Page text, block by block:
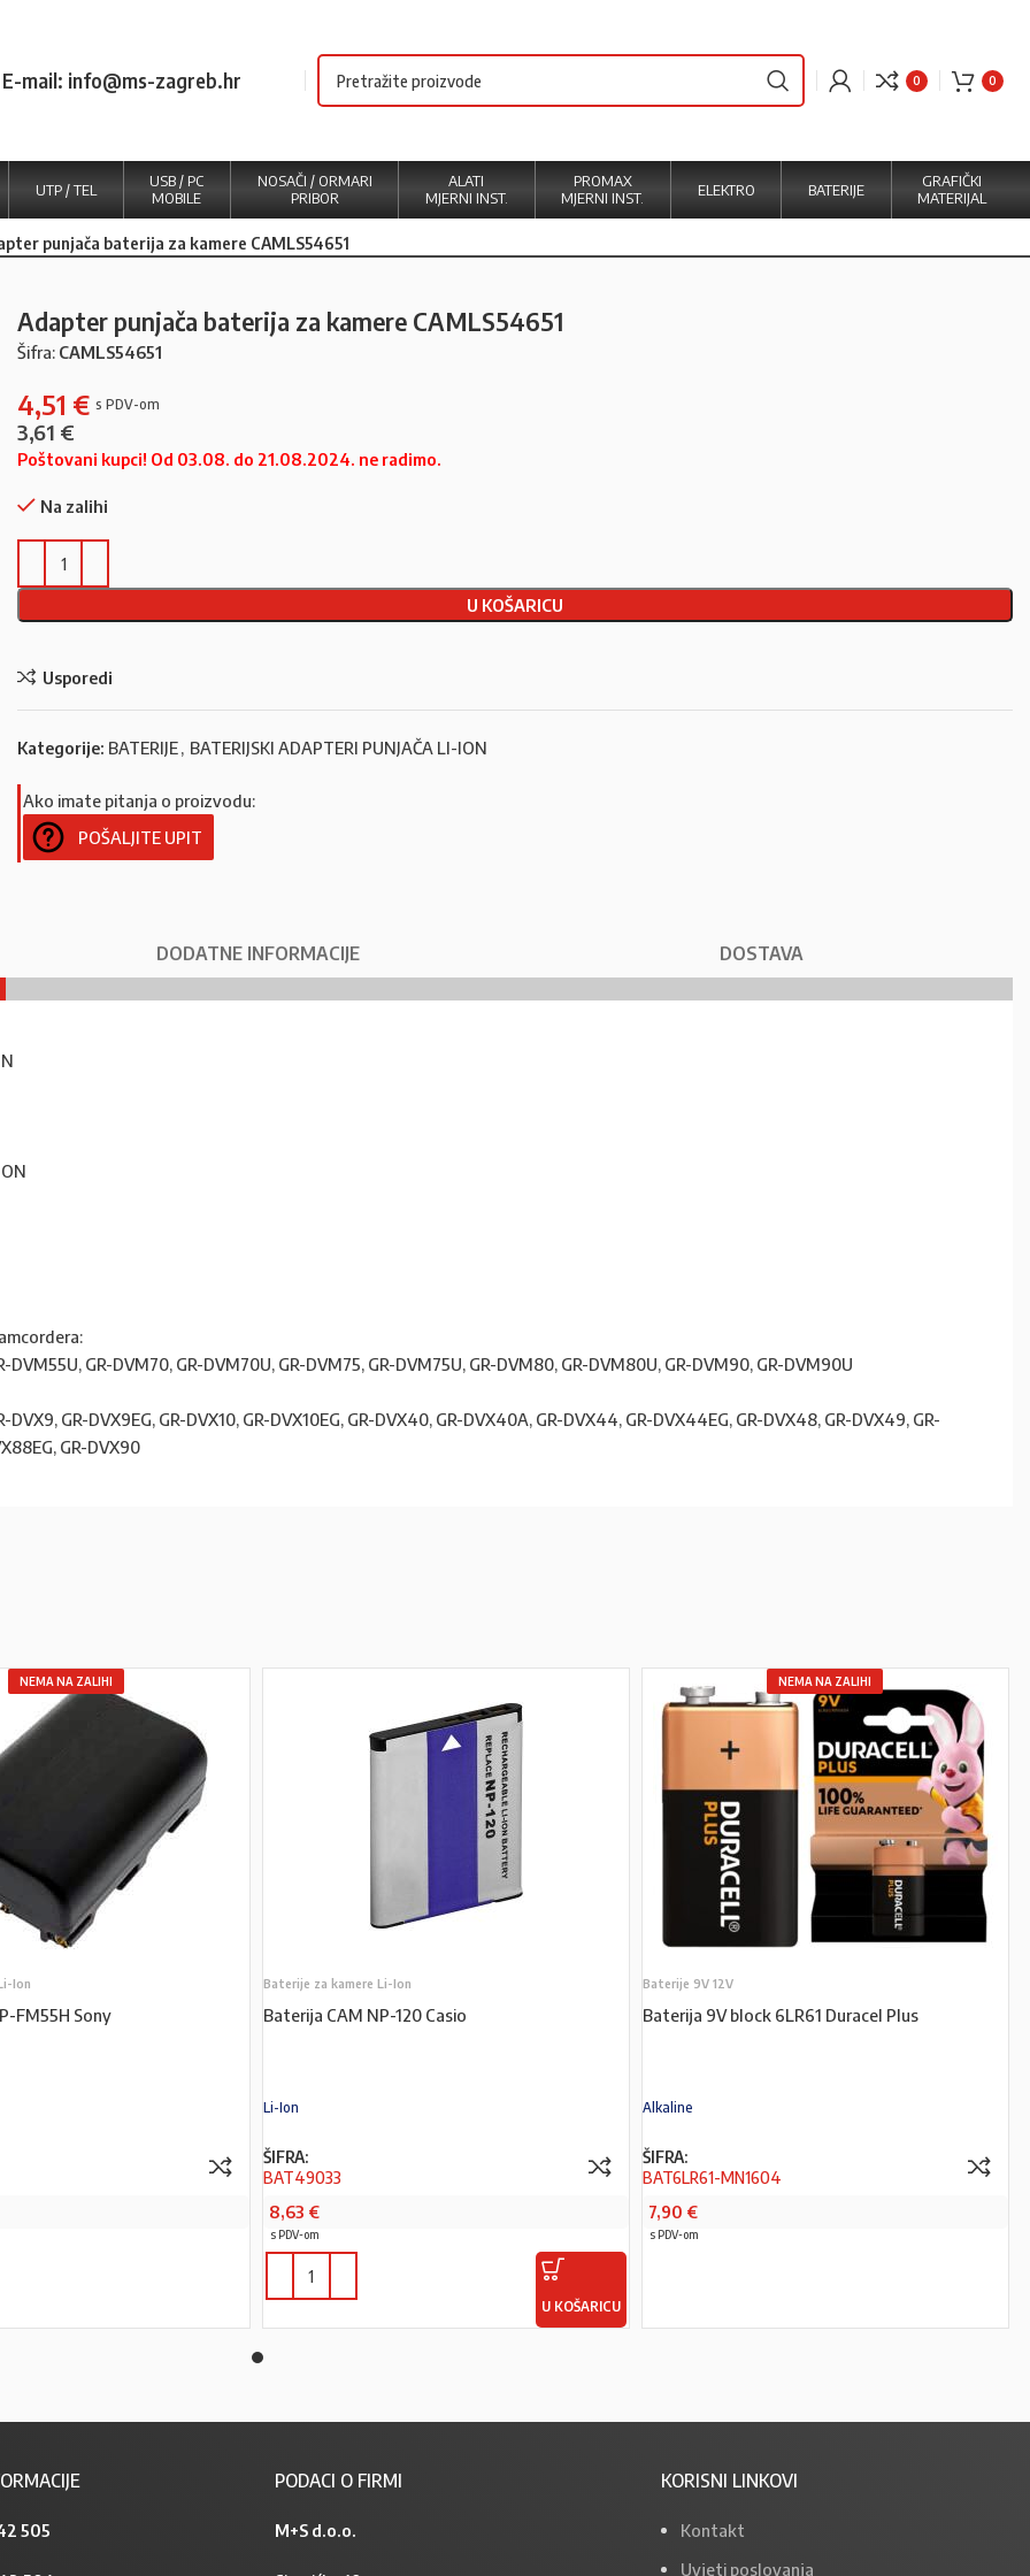
E-mail: info@ms-zagreb.hr 0 0
UTP / TEL
USB / PC
MOBILE
NOSAČI / ORMARI
PRIBOR
ALATI
MJERNI INST.
PROMAX
MJERNI INST.
ELEKTRO BATERIJE
GRAFIČKI
MATERIJAL
punjača baterija za kamere CAMLS54651
Adapter punjača baterija za kamere CAMLS54651
Šifra: CAMLS54651
4,51 €
3,61 €
Poštovani kupci! Od 03.08. do 21.08.2024. ne radimo.
Na zalihi
U KOŠARICU
Usporedi
Kategorije: BATERIJE, BATERIJSKI ADAPTERI PUNJAČA LI-ION
Ako imate pitanja o proizvodu:
POŠALJITE UPIT
DODATNE INFORMACIJE DOSTAVA
DVM55U, GR-DVM70, GR-DVM70U, GR-DVM75, GR-DVM75U, GR-DVM80, GR-DVM80U, GR-DVM90, GR-DVM90U
DVX9, GR-DVX9EG, GR-DVX10, GR-DVX10EG, GR-DVX40, GR-DVX40A, GR-DVX44, GR-DVX44EG, GR-DVX48, GR-DVX49, GR-
GR-DVX90
NEMA NA ZALIHI
Ion
FM55H Sony
Baterije za kamere Li-Ion
Baterija CAM NP-120 Casio
Li-Ion
ŠIFRA:
BAT49033
8,63 €
s PDV-om
U KOŠARICU
NEMA NA ZALIHI
Baterije 9V 12V
Baterija 9V block 6LR61 Duracel Plus
Alkaline
ŠIFRA:
BAT6LR61-MN1604
7,90 €
s PDV-om
505
PODACI O FIRMI
M+S d.o.o.
KORISNI LINKOVI
Kontakt
Uvjeti poslovanja